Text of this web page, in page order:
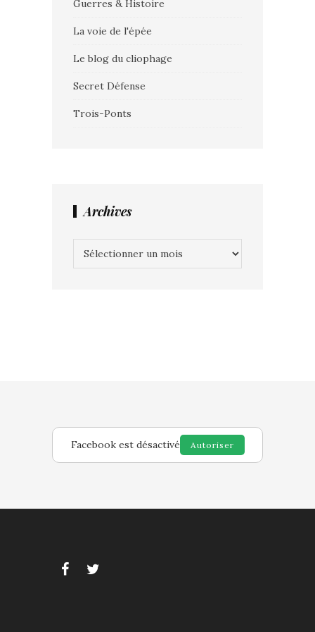
Guerres & Histoire
La voie de l'épée
Le blog du cliophage
Secret Défense
Trois-Ponts
Archives
Facebook est désactivé Autoriser